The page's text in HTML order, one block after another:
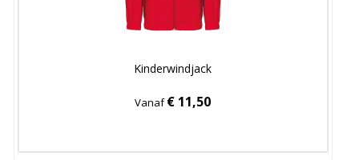
Kinderwindjack
Vanaf€ 11,50